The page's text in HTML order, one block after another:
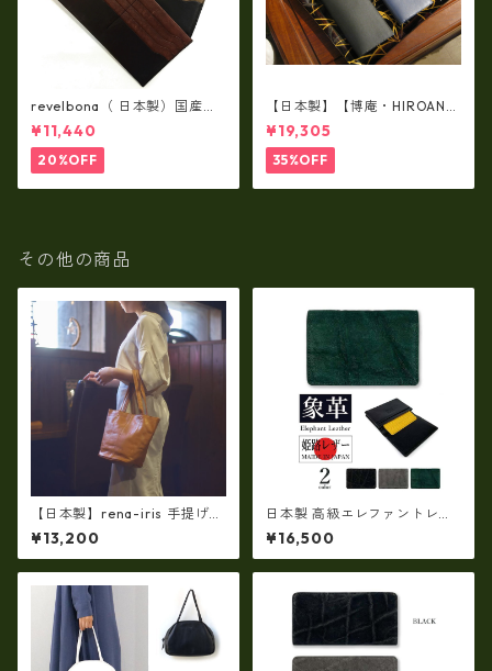
revelbona（ 日本製）国産牛
革製・お札入れ ロングウォ
レット rl-001
¥11,440
20%OFF
【日本製】【博庵・HIROAN】
最高級牛革（ボーテッド）札
入れ・長財布 ha-21535
¥19,305
35%OFF
その他の商品
【日本製】rena-iris 手提げト
ート柔らかい素上げ姫路レザ
ー・ソフトオイルレザー ハ
ンドトート rn-29
¥13,200
日本製 高級エレファントレザ
ー × 姫路レザー 名刺入れ カー
ドケース 本革 リアルレザー(51
72ur)
¥16,500